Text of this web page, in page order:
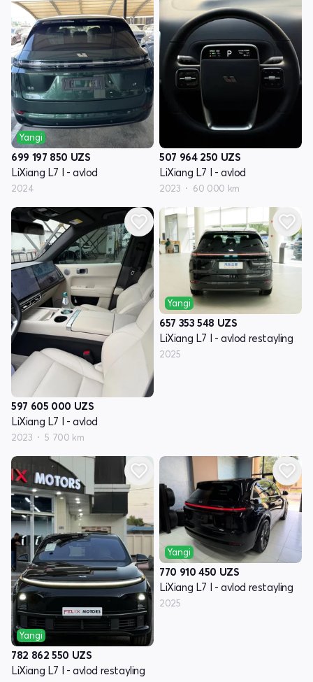
Yangi
699 197 850 UZS
LiXiang L7 I - avlod
2024
507 964 250 UZS
LiXiang L7 I - avlod
2023 60 000 km
597 605 000 UZS
LiXiang L7 I - avlod
2023 5 700 km
Yangi
657 353 548 UZS
LiXiang L7 I - avlod restayling
2025
Yangi
782 862 550 UZS
LiXiang L7 I - avlod restayling
Yangi
770 910 450 UZS
LiXiang L7 I - avlod restayling
2025